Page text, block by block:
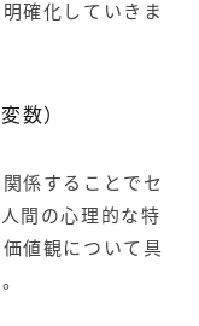
確化していきま
数）
係することでセ
間の心理的な特
値観について具